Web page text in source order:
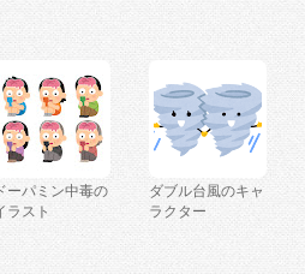
ーパミン中毒の
ラスト
ダブル台風のキャ
ラクター